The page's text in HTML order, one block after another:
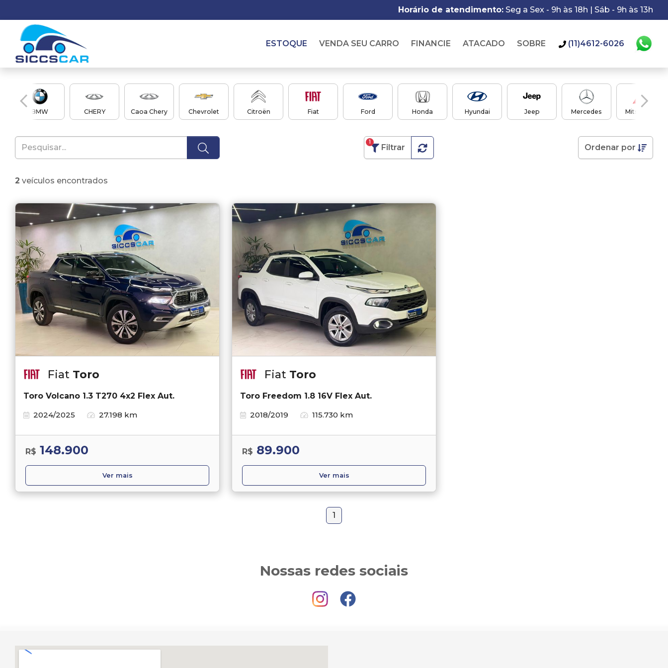
Horário de atendimento: Seg a Sex - 9h às 18h | Sáb - 9h às 13h
ESTOQUE VENDA SEU CARRO FINANCIE ATACADO SOBRE (11)4612-6026
BMW CHERY Caoa Chery Chevrolet Citroën Fiat Ford Honda Hyundai Jeep Mercedes Mitsubishi
Filtrar
1
Ordenar por
2 veículos encontrados
Fiat Toro
Toro Volcano 1.3 T270 4x2 Flex Aut.
2024/2025
27.198 km
R$ 148.900
Ver mais
Fiat Toro
Toro Freedom 1.8 16V Flex Aut.
2018/2019
115.730 km
R$ 89.900
Ver mais
1
Nossas redes sociais